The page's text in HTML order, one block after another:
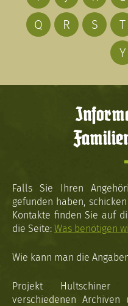
Q
R S T
Y
Falls Sie Ihren
gefunden haben,
Kontakte finden Sie auf
die Seite: Was benötigen
Wie kann man die
Projekt Hultschiner
verschiedenen